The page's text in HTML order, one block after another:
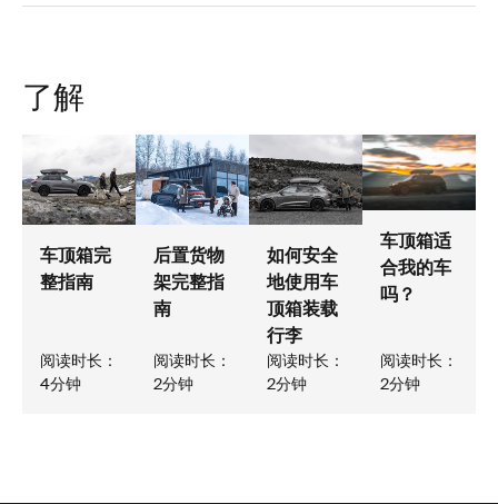
了解
车顶箱完
整指南
阅读时长：
4分钟
后置货物
架完整指
南
阅读时长：
2分钟
如何安全
地使用车
顶箱装载
行李
阅读时长：
2分钟
车顶箱适
合我的车
吗？
阅读时长：
2分钟